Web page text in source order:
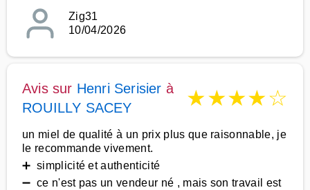
Zig31
10/04/2026
Avis sur Henri Serisier à
ROUILLY SACEY
★★★★☆
un miel de qualité à un prix plus que raisonnable, je
le recommande vivement.
➕ simplicité et authenticité
➖ ce n'est pas un vendeur né , mais son travail est